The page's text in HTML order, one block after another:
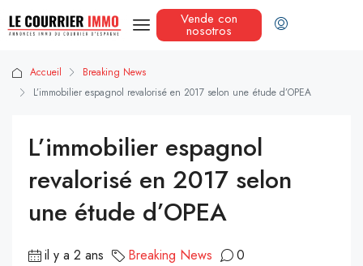
Vende con
nosotros
Accueil
Breaking News
L’immobilier espagnol revalorisé en 2017 selon une étude d’OPEA
L’immobilier espagnol
revalorisé en 2017 selon
une étude d’OPEA
il y a 2 ans Breaking News 0